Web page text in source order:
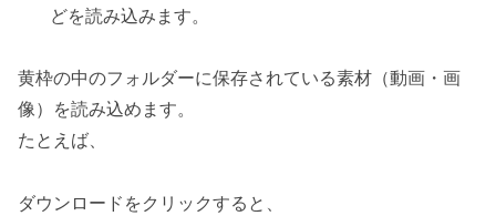
どを読み込みます。
黄枠の中のフォルダーに保存されている素材（動画・画
像）を読み込めます。
たとえば、
ダウンロードをクリックすると、